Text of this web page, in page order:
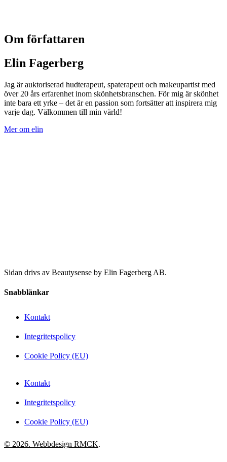
Om författaren
Elin Fagerberg
Jag är auktoriserad hudterapeut, spaterapeut och makeupartist med
över 20 års erfarenhet inom skönhetsbranschen. För mig är skönhet
inte bara ett yrke – det är en passion som fortsätter att inspirera mig
varje dag. Välkommen till min värld!
Mer om elin
Sidan drivs av Beautysense by Elin Fagerberg AB.
Snabblänkar
Kontakt
Integritetspolicy
Cookie Policy (EU)
Kontakt
Integritetspolicy
Cookie Policy (EU)
© 2026. Webbdesign RMCK.